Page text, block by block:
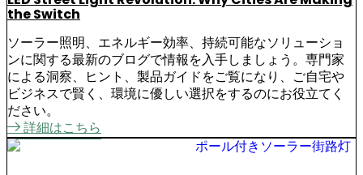
the Switch
ソーラー照明、エネルギー効率、持続可能なソリューショ
ンに関する最新のブログで情報を入手しましょう。専門家
による洞察、ヒント、製品ガイドをご覧になり、ご自宅や
ビジネスで賢く、環境に優しい選択をするのにお役立てく
ださい。
詳細はこちら